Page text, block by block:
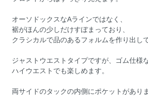
オーソドックスなAラインではなく、
裾がほんの少しだけすぼまっており、
クラシカルで品のあるフォルムを作り出し
ジャストウエストタイプですが、ゴム仕様
ハイウエストでも楽しめます。
両サイドのタックの内側にポケットがありま